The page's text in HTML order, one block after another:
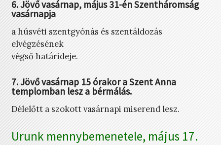
6. Jövő vasárnap, május 31-én Szentháromság
vasárnapja
a húsvéti szentgyónás és szentáldozás
elvégzésének
végső határideje.
7. Jövő vasárnap 15 órakor a Szent Anna
templomban lesz a bérmálás.
Délelőtt a szokott vasárnapi miserend lesz.
Urunk mennybemenetele, május 17.